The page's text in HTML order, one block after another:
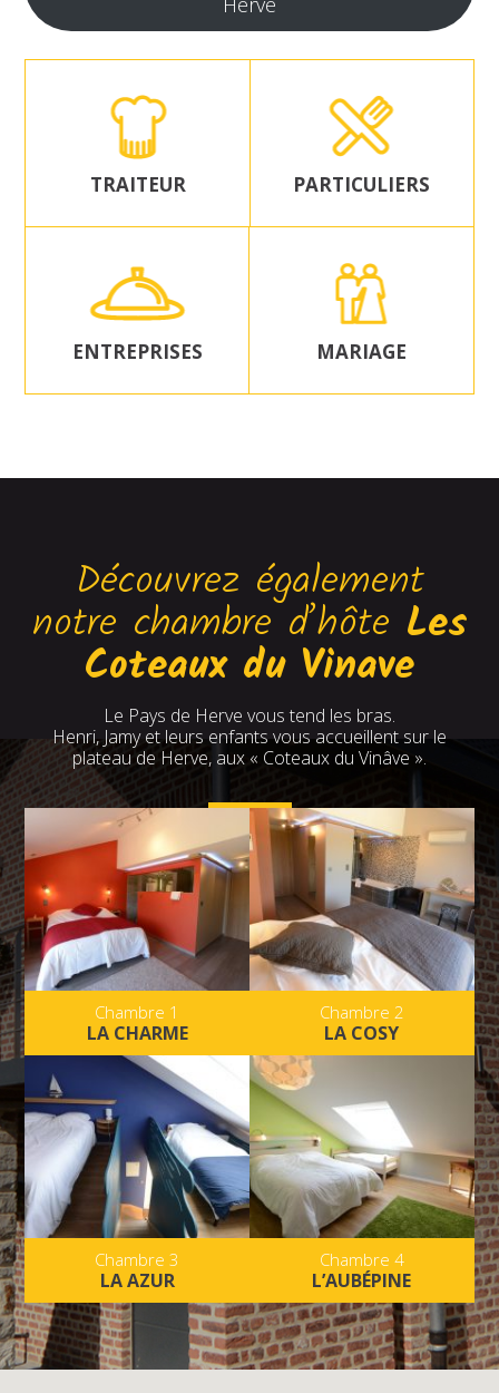
TRAITEUR PARTICULIERS
ENTREPRISES MARIAGE
Découvrez également
notre chambre d’hôte Les
Coteaux du Vinave
Le Pays de Herve vous tend les bras.
Henri, Jamy et leurs enfants vous accueillent sur le
plateau de Herve, aux « Coteaux du Vinâve ».
Chambre 1
LA CHARME
Chambre 2
LA COSY
Chambre 3
LA AZUR
Chambre 4
L’AUBÉPINE